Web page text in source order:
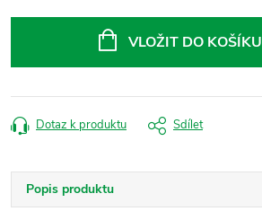
VLOŽIT DO KOŠÍKU
Dotaz k produktu Sdílet
Popis produktu